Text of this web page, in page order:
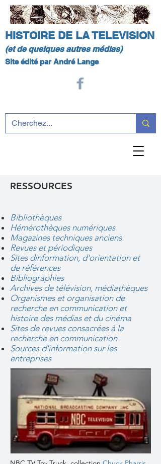
HISTOIRE DE LA TELEVISION
(et de quelques autres médias)
Site édité par André Lange
RESSOURCES
Bibliothèques
Hémérothèques numériques
Magazines techniques anciens
Revues et périodiques
Sites dinformation, d'orientation et
de références
Bibliographies
Archives de télévision, médiathèques
Organismes et organisation de
recherche en communication et
histoire des médias et du cinéma
Sites de revues consacrées à la
recherche en communication
Sources d'information sur les
entreprises